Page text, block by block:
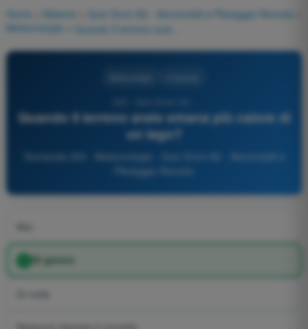
Home Materie Quiz Droni A2 - Aeromobili a Pilotaggio Remoto
Meteorologia
Quando Il terreno arato emana più calore di
un lago?
Di giorno